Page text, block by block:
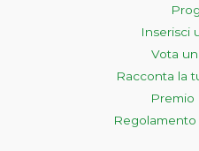
Inserisci
Vota
Racconta la
Premio